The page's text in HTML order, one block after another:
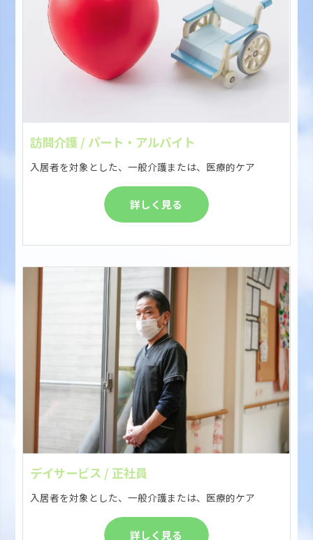
訪問介護 / パート・アルバイト
入居者を対象とした、一般介護または、医療的ケア
詳しく見る
デイサービス / 正社員
入居者を対象とした、一般介護または、医療的ケア
詳しく見る